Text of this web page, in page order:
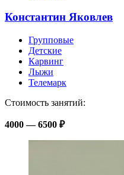
Константин Яковлев
Групповые
Детские
Карвинг
Лыжи
Телемарк
Стоимость занятий:
4000 — 6500 ₽